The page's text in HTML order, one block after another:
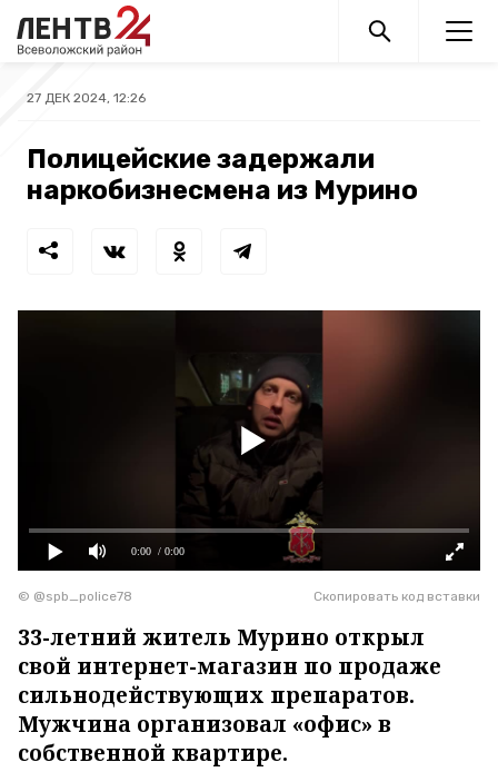
27 ДЕК 2024, 12:26
Полицейские задержали
наркобизнесмена из Мурино
0:00 / 0:00
Скопировать код вставки
© @spb_police78
33-летний житель Мурино открыл
свой интернет-магазин по продаже
сильнодействующих препаратов.
Мужчина организовал «офис» в
собственной квартире.